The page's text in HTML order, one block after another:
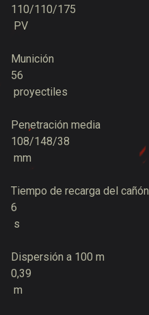
110/110/175
PV
Munición
56
proyectiles
Penetración media
108/148/38
mm
Tiempo de recarga del cañón
6
s
Dispersión a 100 m
0,39
m